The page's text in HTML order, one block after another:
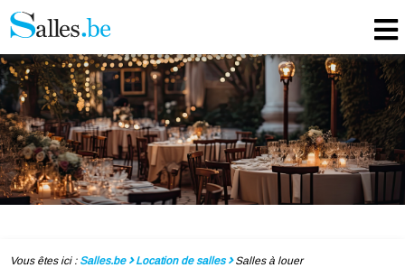
Vous êtes ici : Salles.be Location de salles Salles à louer